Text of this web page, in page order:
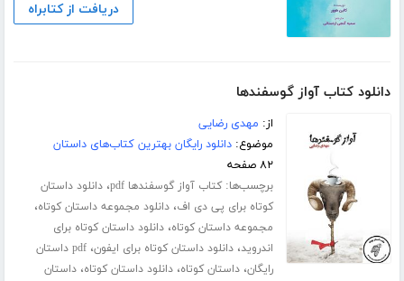
دریافت از کتابراه
دانلود کتاب آواز گوسفندها
از: مهدی رضایی
موضوع:دانلود رایگان بهترین کتاب‌های داستان
۸۲ صفحه
برچسب‌ها:کتاب آواز گوسفندها pdf ،دانلود داستان
کوتاه برای پی دی اف،دانلود مجموعه داستان کوتاه،
مجموعه داستان کوتاه،دانلود داستان کوتاه برای
اندروید،دانلود داستان کوتاه برای ایفون،
pdf داستان
رایگان،داستان کوتاه،دانلود داستان کوتاه،داستان